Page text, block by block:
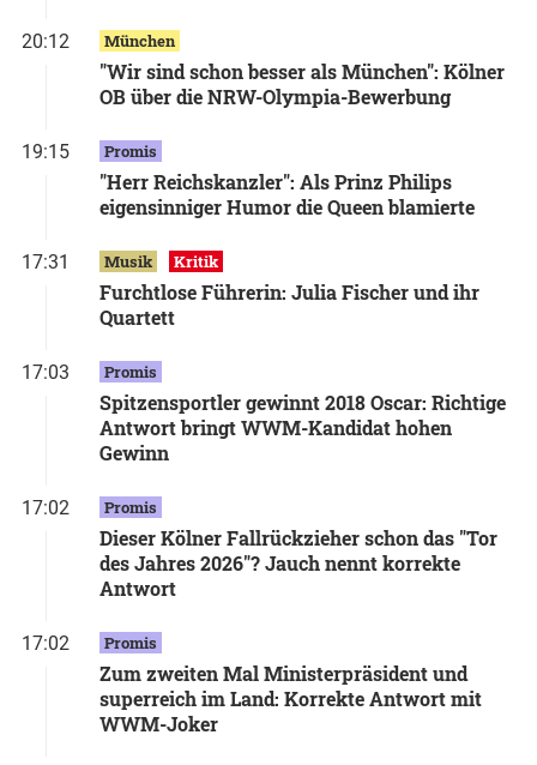
20:12 München
"Wir sind schon besser als München": Kölner
OB über die NRW-Olympia-Bewerbung
19:15 Promis
"Herr Reichskanzler": Als Prinz Philips
eigensinniger Humor die Queen blamierte
17:31 Musik Kritik
Furchtlose Führerin: Julia Fischer und ihr
Quartett
17:03 Promis
Spitzensportler gewinnt 2018 Oscar: Richtige
Antwort bringt WWM-Kandidat hohen
Gewinn
17:02 Promis
Dieser Kölner Fallrückzieher schon das "Tor
des Jahres 2026"? Jauch nennt korrekte
Antwort
17:02 Promis
Zum zweiten Mal Ministerpräsident und
superreich im Land: Korrekte Antwort mit
WWM-Joker